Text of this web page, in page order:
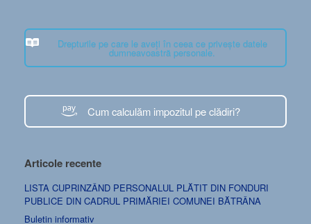
Drepturile pe care le aveți în ceea ce privește datele
dumneavoastră personale.
Cum calculăm impozitul pe clădiri?
Articole recente
LISTA CUPRINZÂND PERSONALUL PLĂTIT DIN FONDURI
PUBLICE DIN CADRUL PRIMĂRIEI COMUNEI BĂTRÂNA
Buletin informativ